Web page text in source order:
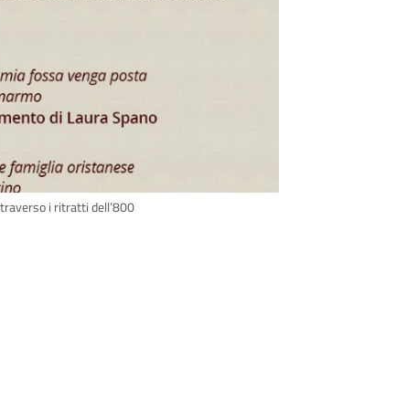
i ritratti dell’800